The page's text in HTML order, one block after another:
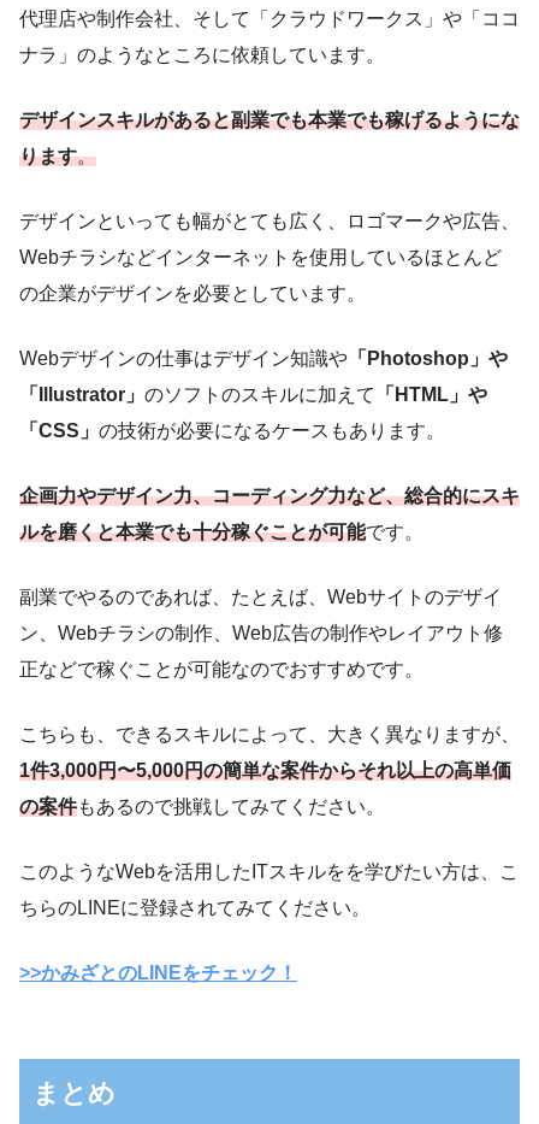
代理店や制作会社、そして「クラウドワークス」や「ココ
ナラ」のようなところに依頼しています。
デザインスキルがあると副業でも本業でも稼げるようにな
ります。
デザインといっても幅がとても広く、ロゴマークや広告、
Webチラシなどインターネットを使用しているほとんど
の企業がデザインを必要としています。
Webデザインの仕事はデザイン知識や 「Photoshop」や
「Illustrator」 のソフトのスキルに加えて
「HTML」や
「CSS」 の技術が必要になるケースもあります。
企画力やデザイン力、コーディング力など、総合的にスキ
ルを磨くと本業でも十分稼ぐことが可能です。
副業でやるのであれば、たとえば、Webサイトのデザイ
ン、Webチラシの制作、Web広告の制作やレイアウト修
正などで稼ぐことが可能なのでおすすめです。
こちらも、できるスキルによって、大きく異なりますが、
1件3,000円〜5,000円の簡単な案件からそれ以上の高単価
の案件もあるので挑戦してみてください。
このようなWebを活用したITスキルをを学びたい方は、こ
ちらのLINEに登録されてみてください。
>>かみざとのLINEをチェック！
まとめ